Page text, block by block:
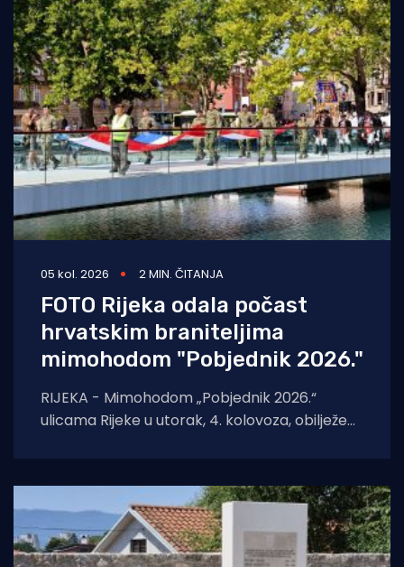
05 kol. 2026 2 MIN. ČITANJA
FOTO Rijeka odala počast
hrvatskim braniteljima
mimohodom "Pobjednik 2026."
RIJEKA - Mimohodom „Pobjednik 2026.“
ulicama Rijeke u utorak, 4. kolovoza, obilježeni